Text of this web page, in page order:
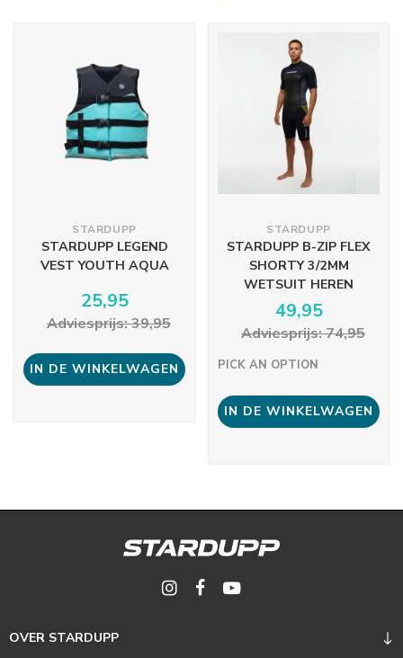
STARDUPP
STARDUPP LEGEND
VEST YOUTH AQUA
25,95
Adviesprijs: 39,95
IN DE WINKELWAGEN
STARDUPP
STARDUPP B-ZIP FLEX
SHORTY 3/2MM
WETSUIT HEREN
49,95
Adviesprijs: 74,95
PICK AN OPTION
IN DE WINKELWAGEN
OVER STARDUPP